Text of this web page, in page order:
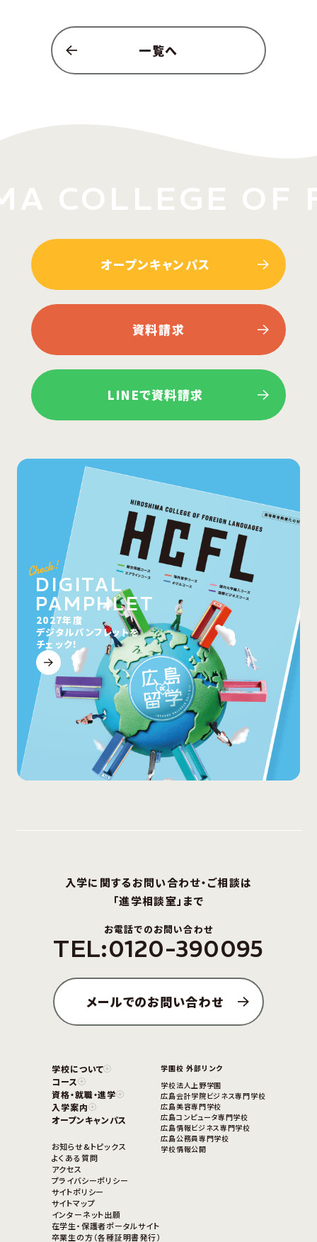
一覧へ
COLLEGE OF
オープンキャンパス
資料請求
LINEで資料請求
DIGITAL
PAMPHLET
2027年度
デジタルパンフレットを
チェック!
入学に関するお問い合わせ・ご相談は
「進学相談室」まで
お電話でのお問い合わせ
TEL:0120-390095
メールでのお問い合わせ
学校について
コース
資格・就職・進学
入学案内
オープンキャンパス
お知らせ&トピックス
よくある質問
アクセス
プライバシーポリシー
サイトポリシー
サイトマップ
インターネット出願
在学生・保護者ポータルサイト
卒業生の方（各種証明書発行）
学園校 外部リンク
学校法人上野学園
広島会計学院ビジネス専門学校
広島美容専門学校
広島コンピュータ専門学校
広島情報ビジネス専門学校
広島公務員専門学校
学校情報公開